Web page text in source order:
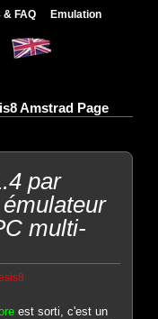
& FAQ Emulation
Amstrad Page
par
multi-
est sorti, c'est un